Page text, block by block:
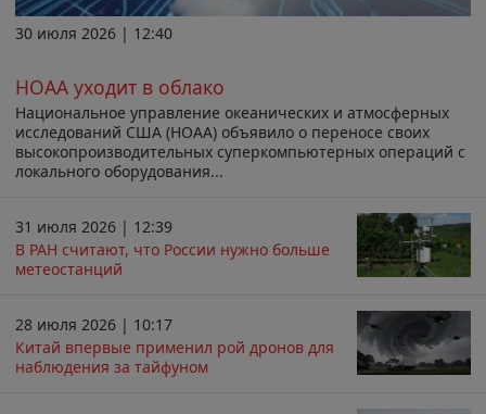
30 июля 2026 | 12:40
НОАА уходит в облако
Национальное управление океанических и атмосферных
исследований США (НОАА) объявило о переносе своих
высокопроизводительных суперкомпьютерных операций с
локального оборудования...
31 июля 2026 | 12:39
В РАН считают, что России нужно больше
метеостанций
28 июля 2026 | 10:17
Китай впервые применил рой дронов для
наблюдения за тайфуном